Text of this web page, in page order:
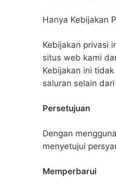
Hanya Kebijakan
Kebijakan privasi
situs web kami
Kebijakan ini
saluran selain
Persetujuan
Dengan
menyetujui
Memperbarui